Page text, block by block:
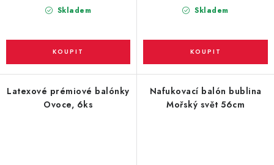
Skladem Skladem
Latexové prémiové balónky
Ovoce, 6ks
Nafukovací balón bublina
Mořský svět 56cm